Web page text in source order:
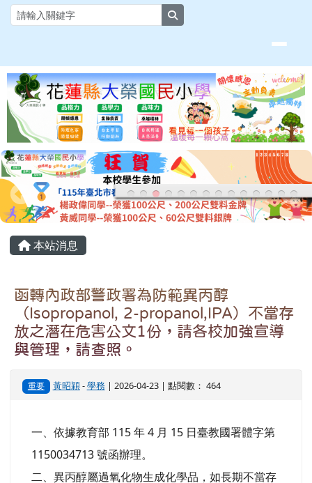
跳至主內容區
花蓮縣大榮國小全球資訊網
主內容區域
本站消息
函轉內政部警政署為防範異丙醇
（Isopropanol, 2-propanol,IPA）不當存
放之潛在危害公文1份，請各校加強宣導
與管理，請查照。
重要 黃昭穎-學務| 2026-04-23 | 點閱數： 464
一、依據教育部 115 年 4 月 15 日臺教國署體字第
1150034713 號函辦理。
二、異丙醇屬過氧化物生成化學品，如長期不當存
頁尾區域